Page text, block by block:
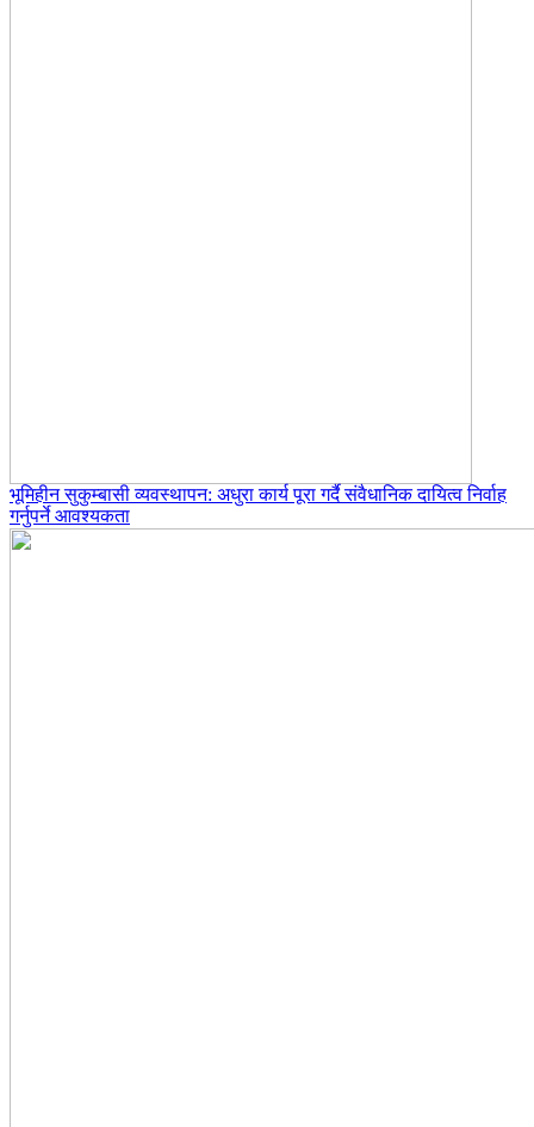
भूमिहीन सुकुम्बासी व्यवस्थापन: अधुरा कार्य पूरा गर्दै संवैधानिक दायित्व निर्वाह
गर्नुपर्ने आवश्यकता